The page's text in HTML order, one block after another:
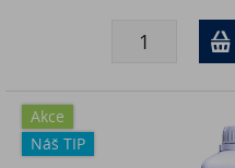
Akce
Náš TIP